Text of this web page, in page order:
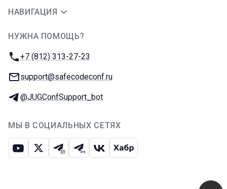
НАВИГАЦИЯ
НУЖНА ПОМОЩЬ?
Телефон:
+7 (812) 313-27-23
E-mail:
support@safecodeconf.ru
Телеграм:
@JUGConfSupport_bot
МЫ В СОЦИАЛЬНЫХ СЕТЯХ
ЮтубИкс Телеграм-чат
Телеграм-канал
ВКонтакте
Хабр